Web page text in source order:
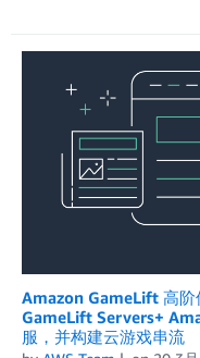
Amazon GameLift 高
GameLift Servers+
服，并构建云游戏串流